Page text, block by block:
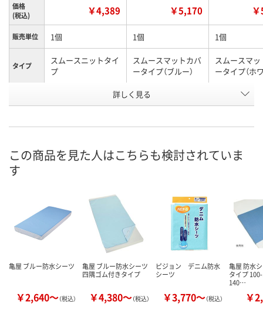
価格
(税込)
￥4,389 ￥5,170
販売単位 1個 1個 1個
タイプ
スムースニットタイ
プ
スムースマットカバ
ータイプ（ブルー）
スムースマ
ータイプ（ホ
P665898 P989733
カゴへ カゴへ カ
詳しく見る
この商品を見た人はこちらも検討されていま
す
亀屋 ブルー防水シーツ
￥2,640～（税込）
亀屋 ブルー防水シーツ
四隅ゴム付きタイプ
￥4,380～（税込）
ピジョン デニム防水
シーツ
￥3,770～（税込）
亀屋 防水
タイプ
140…
￥